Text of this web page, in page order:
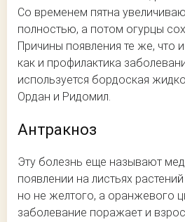
Со временем пятна
полностью, а потом огурцы
Причины появления те же, что
как и профилактика
используется бордоская
Ордан и Ридомил.
Антракноз
Эту болезнь еще называют
появлении на листьях
но не желтого, а оранжевого
заболевание поражает и